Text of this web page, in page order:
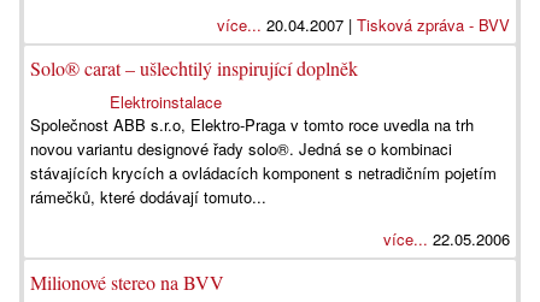
více... 20.04.2007 | Tisková zpráva - BVV
Solo® carat – ušlechtilý inspirující doplněk
Elektroinstalace
Společnost ABB s.r.o, Elektro-Praga v tomto roce uvedla na trh
novou variantu designové řady solo®. Jedná se o kombinaci
stávajících krycích a ovládacích komponent s netradičním pojetím
rámečků, které dodávají tomuto...
více... 22.05.2006
Milionové stereo na BVV